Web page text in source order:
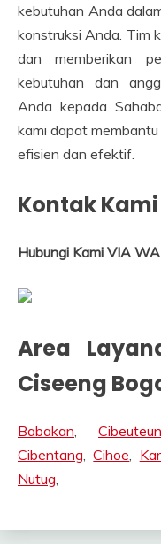
kebutuhan Anda
konstruksi Anda. Tim
dan memberikan
kebutuhan dan
Anda kepada
kami dapat
efisien dan efektif.
Kontak
Hubungi Kami VIA
Area
Ciseeng
Babakan
Cibentang ,Cihoe
Nutug